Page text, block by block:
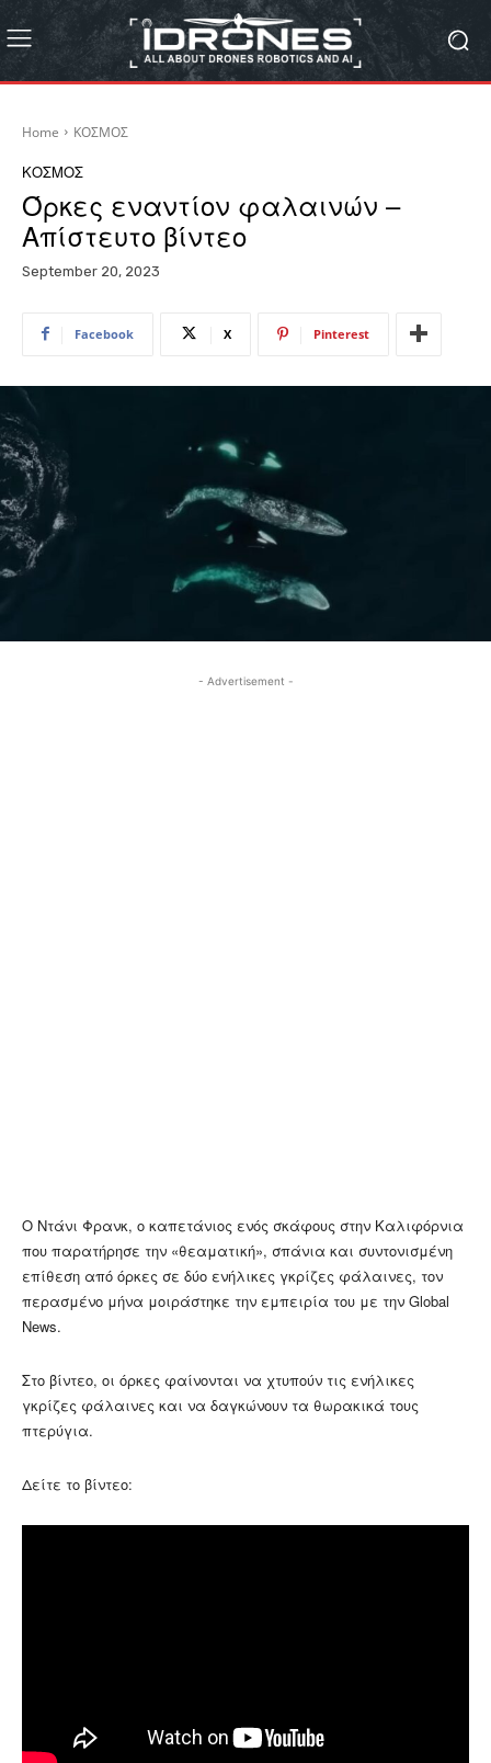
Home ΚΟΣΜΟΣ
ΚΟΣΜΟΣ
Όρκες εναντίον φαλαινών –
Απίστευτο βίντεο
September 20, 2023
Facebook X Pinterest
- Advertisement -
Ο Ντάνι Φρανκ, ο καπετάνιος ενός σκάφους στην Καλιφόρνια
που παρατήρησε την «θεαματική», σπάνια και συντονισμένη
επίθεση από όρκες σε δύο ενήλικες γκρίζες φάλαινες, τον
περασμένο μήνα μοιράστηκε την εμπειρία του με την Global
News.
Στο βίντεο, οι όρκες φαίνονται να χτυπούν τις ενήλικες
γκρίζες φάλαινες και να δαγκώνουν τα θωρακικά τους
πτερύγια.
Δείτε το βίντεο: